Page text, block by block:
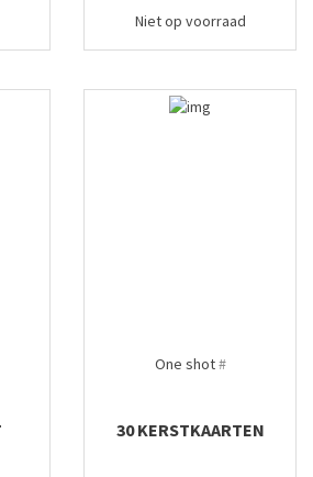
Niet op voorraad
One shot#
30 KERSTKAARTEN